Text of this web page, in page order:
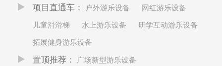
项目直通车： 户外游乐设备
网红游乐设备
儿童滑滑梯
水上游乐设备
研学互动游乐设备
拓展健身游乐设备
置顶推荐： 广场新型游乐设备